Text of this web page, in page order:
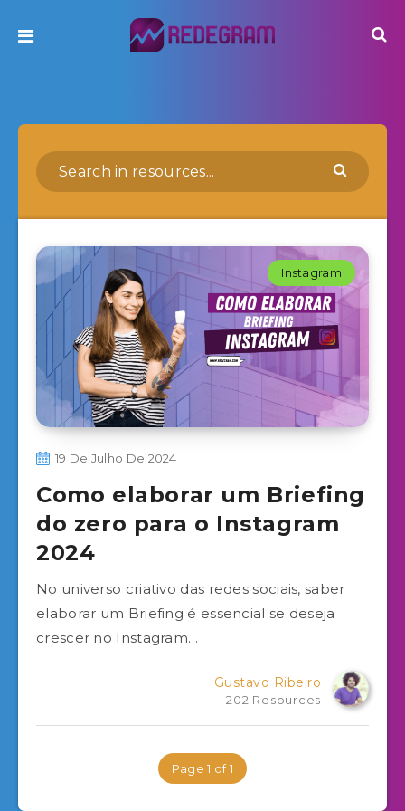
Instagram
19 De Julho De 2024
Como elaborar um Briefing
do zero para o Instagram
2024
No universo criativo das redes sociais, saber
elaborar um Briefing é essencial se deseja
crescer no Instagram…
Gustavo Ribeiro
202 Resources
Page 1 of 1